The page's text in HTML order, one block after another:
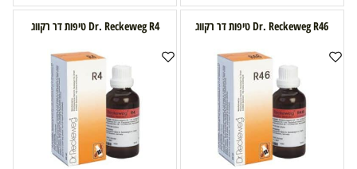
Dr. Reckeweg R46 טיפות דר רקווג Dr. Reckeweg R4 טיפות דר רקווג